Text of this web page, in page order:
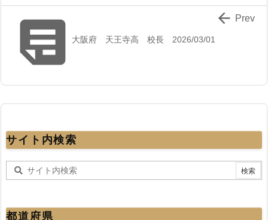
大阪府 天王寺高 校長 2026/03/01
 Prev
サイト内検索
都道府県